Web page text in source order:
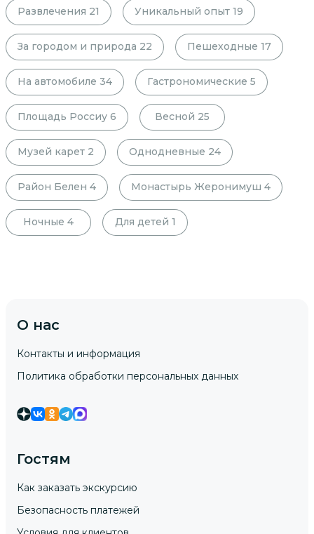
Развлечения 21 Уникальный опыт 19
За городом и природа 22 Пешеходные 17
На автомобиле 34 Гастрономические 5
Площадь Россиу 6 Весной 25
Музей карет 2 Однодневные 24
Район Белен 4 Монастырь Жеронимуш 4
Ночные 4 Для детей 1
О нас
Контакты и информация
Политика обработки персональных данных
Гостям
Как заказать экскурсию
Безопасность платежей